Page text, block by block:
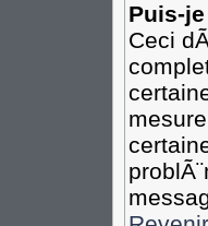
Puis-
Ceci